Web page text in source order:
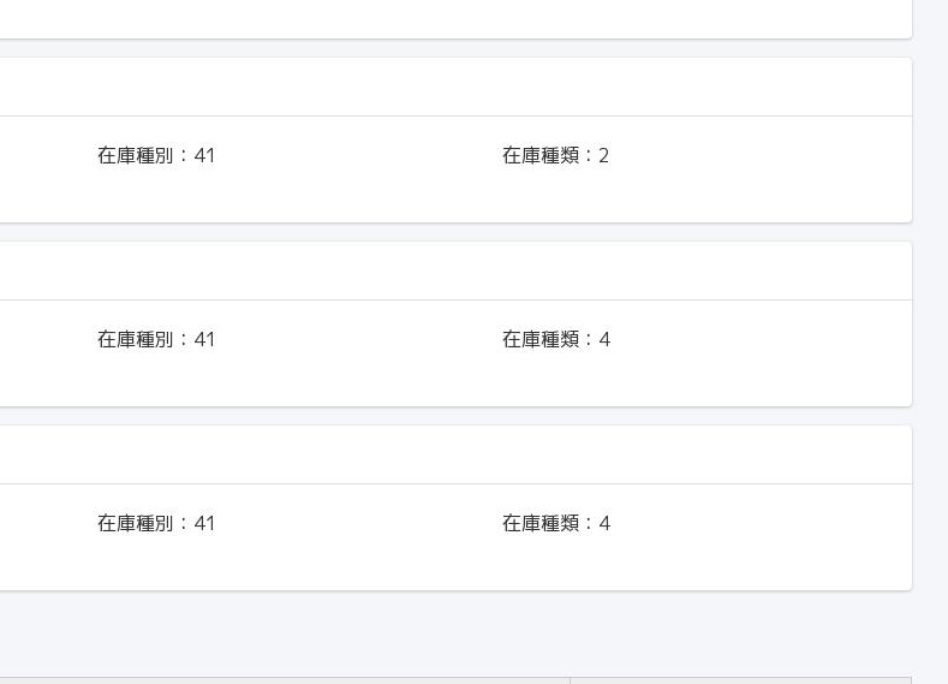
在庫種別： 41 在庫種類： 2
在庫種別： 41 在庫種類： 4
在庫種別： 41 在庫種類： 4